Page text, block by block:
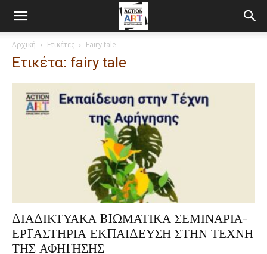
Αρχική Ετικέτες Fairy tale
Ετικέτα: fairy tale
ΔΙΑΔΙΚΤΥΑΚA BIΩΜΑΤΙΚΑ ΣΕΜΙΝΑΡΙA-
ΕΡΓΑΣΤΗΡΙΑ ΕΚΠΑΙΔΕΥΣΗ ΣΤΗΝ ΤΕΧΝΗ
ΤΗΣ ΑΦΗΓΗΣΗΣ